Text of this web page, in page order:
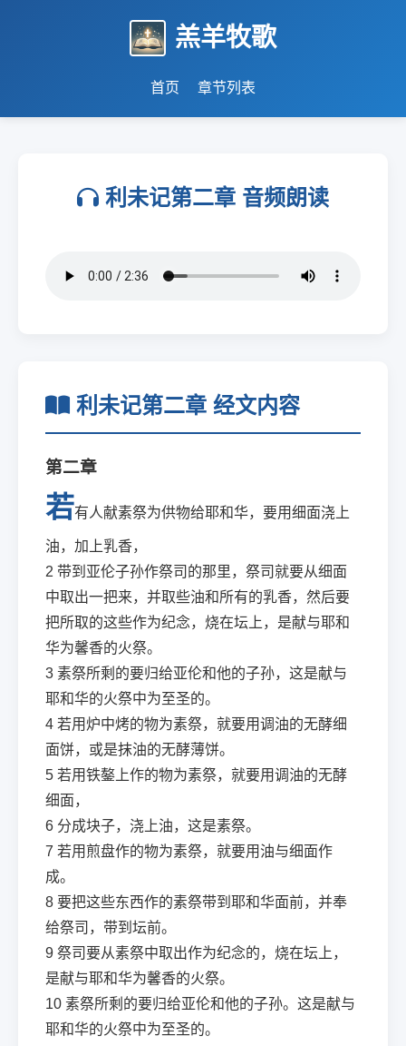
羔羊牧歌
首页 章节列表
利未记第二章 音频朗读
利未记第二章 经文内容
第二章
若有人献素祭为供物给耶和华，要用细面浇上
油，加上乳香，
2 带到亚伦子孙作祭司的那里，祭司就要从细面
中取出一把来，并取些油和所有的乳香，然后要
把所取的这些作为纪念，烧在坛上，是献与耶和
华为馨香的火祭。
3 素祭所剩的要归给亚伦和他的子孙，这是献与
耶和华的火祭中为至圣的。
4 若用炉中烤的物为素祭，就要用调油的无酵细
面饼，或是抹油的无酵薄饼。
5 若用铁鏊上作的物为素祭，就要用调油的无酵
细面，
6 分成块子，浇上油，这是素祭。
7 若用煎盘作的物为素祭，就要用油与细面作
成。
8 要把这些东西作的素祭带到耶和华面前，并奉
给祭司，带到坛前。
9 祭司要从素祭中取出作为纪念的，烧在坛上，
是献与耶和华为馨香的火祭。
10 素祭所剩的要归给亚伦和他的子孙。这是献与
耶和华的火祭中为至圣的。